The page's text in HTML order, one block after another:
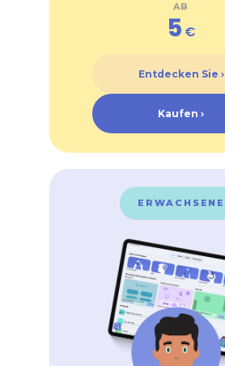
AB
5 €
Entdecken Sie ›
Kaufen ›
ERWACHSENE